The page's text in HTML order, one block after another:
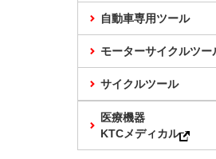
自動車専用ツール
モーターサイクルツー
サイクルツール
医療機器
KTCメディカル